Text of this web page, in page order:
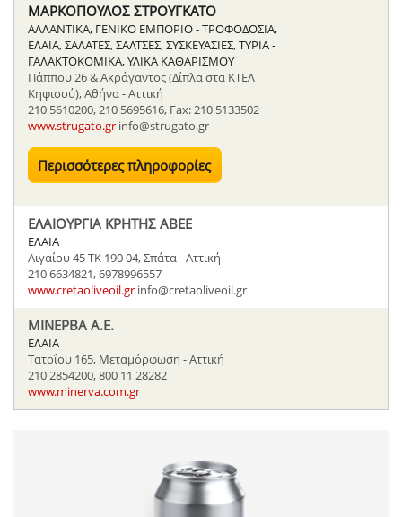
ΜΑΡΚΟΠΟΥΛΟΣ ΣΤΡΟΥΓΚΑΤΟ
ΑΛΛΑΝΤΙΚΑ, ΓΕΝΙΚΟ ΕΜΠΟΡΙΟ - ΤΡΟΦΟΔΟΣΙΑ,
ΕΛΑΙΑ, ΣΑΛΑΤΕΣ, ΣΑΛΤΣΕΣ, ΣΥΣΚΕΥΑΣΙΕΣ, ΤΥΡΙΑ -
ΓΑΛΑΚΤΟΚΟΜΙΚΑ, ΥΛΙΚΑ ΚΑΘΑΡΙΣΜΟΥ
Πάππου 26 & Ακράγαντος (Δίπλα στα ΚΤΕΛ
Κηφισού), Αθήνα - Αττική
210 5610200, 210 5695616, Fax: 210 5133502
www.strugato.gr info@strugato.gr
Περισσότερες πληροφορίες
ΕΛΑΙΟΥΡΓΙΑ ΚΡΗΤΗΣ ΑΒΕΕ
ΕΛΑΙΑ
Αιγαίου 45 ΤΚ 190 04, Σπάτα - Αττική
210 6634821, 6978996557
www.cretaoliveoil.gr info@cretaoliveoil.gr
ΜΙΝΕΡΒΑ Α.Ε.
ΕΛΑΙΑ
Tατοΐου 165, Μεταμόρφωση - Αττική
210 2854200, 800 11 28282
www.minerva.com.gr